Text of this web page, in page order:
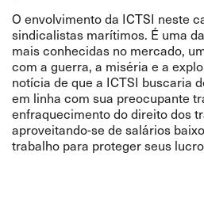
O envolvimento da ICTSI neste
sindicalistas marítimos. É uma
mais conhecidas no mercado,
com a guerra, a miséria e a
notícia de que a ICTSI buscaria
em linha com sua preocupante
enfraquecimento do direito dos
aproveitando-se de salários
trabalho para proteger seus